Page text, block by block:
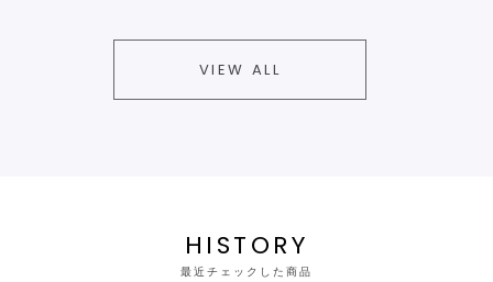
VIEW ALL
HISTORY
最近チェックした商品